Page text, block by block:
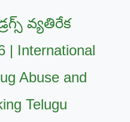
వ్యతిరేక
International
Abuse and
Telugu